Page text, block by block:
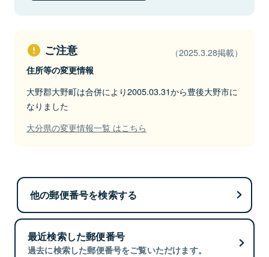
ご注意 （2025.3.28掲載）
住所等の変更情報
大野郡大野町は合併により2005.03.31から豊後大野市に
なりました
大分県の変更情報一覧 はこちら
他の郵便番号を検索する
最近検索した郵便番号
過去に検索した郵便番号をご覧いただけます。